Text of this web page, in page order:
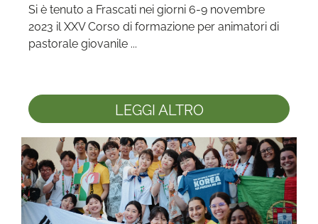
Si è tenuto a Frascati nei giorni 6-9 novembre
2023 il XXV Corso di formazione per animatori di
pastorale giovanile ...
LEGGI ALTRO